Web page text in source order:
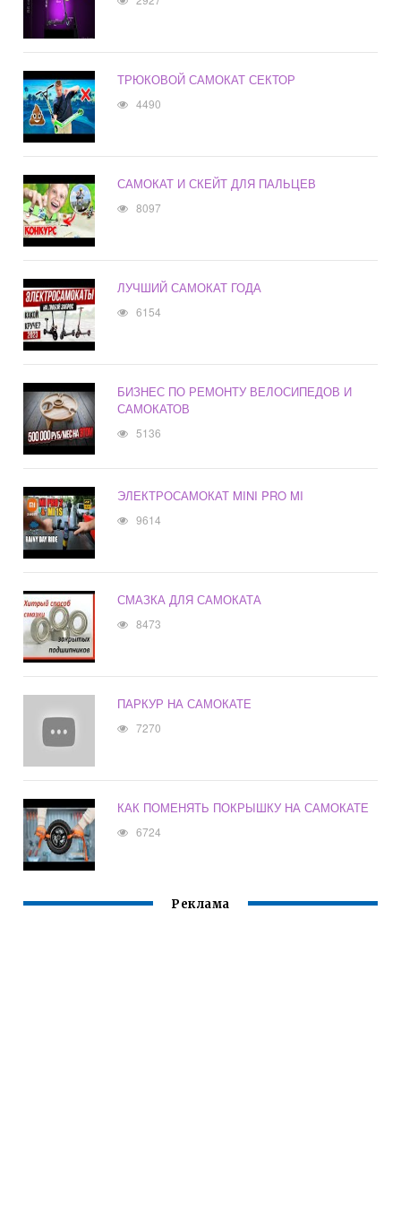
ТРЮКОВОЙ САМОКАТ СЕКТОР
4490
САМОКАТ И СКЕЙТ ДЛЯ ПАЛЬЦЕВ
8097
ЛУЧШИЙ САМОКАТ ГОДА
6154
БИЗНЕС ПО РЕМОНТУ ВЕЛОСИПЕДОВ И
САМОКАТОВ
5136
ЭЛЕКТРОСАМОКАТ MINI PRO MI
9614
СМАЗКА ДЛЯ САМОКАТА
8473
ПАРКУР НА САМОКАТЕ
7270
КАК ПОМЕНЯТЬ ПОКРЫШКУ НА САМОКАТЕ
6724
Реклама